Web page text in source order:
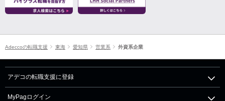
Adeccoの転職支援 東海 愛知県 営業系 外資系企業
アデコの転職支援に登録
MyPagログイン